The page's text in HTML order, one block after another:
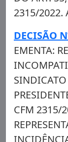
2315/2022.
DECISÃO
EMENTA:
CFM 2315/